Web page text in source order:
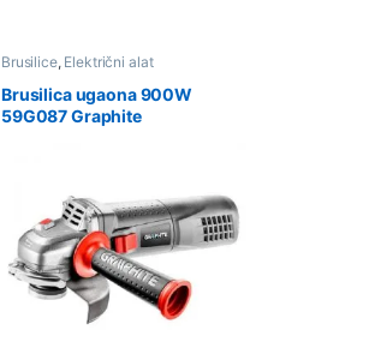
Brusilice, Električni alat
Brusilica ugaona 900W
59G087 Graphite